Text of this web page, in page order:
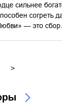
сильнее
согреть
— это
>